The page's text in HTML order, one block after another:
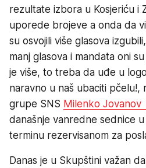
rezultate izbora u Kosjeriću i
uporede brojeve a onda da
su osvojili više glasova
manj glasova i mandata oni
je više, to treba da uđe u
naravno u naš ubaciti pčelu!,
grupe SNS Milenko Jovanov
današnje vanredne sednice
terminu rezervisanom za
Danas je u Skupštini važan